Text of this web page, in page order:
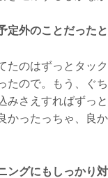
定外のことだったと
たのはずっとタッ
たので。もう、ぐ
みさえすればずっ
かったっちゃ、良
ングにもしっかり